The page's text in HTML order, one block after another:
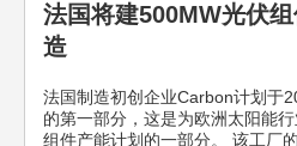
法国将建500MW光伏
造
法国制造初创企业Carbon计划于
的第一部分，这是为欧洲太阳能
组件产能计划的一部分。 该工厂